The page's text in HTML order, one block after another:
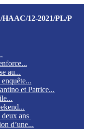
12-2021/PL/P
au...
et Patrice...
ans
d’une...